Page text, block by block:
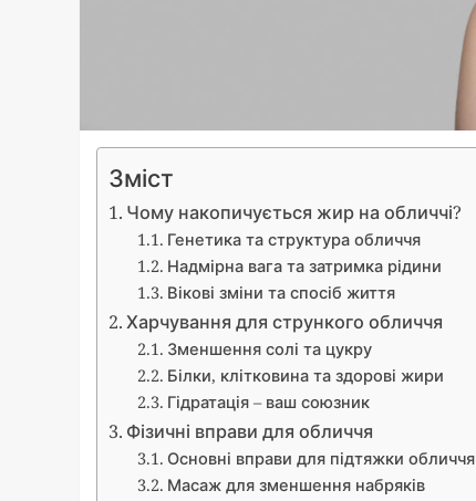
Зміст
Чому накопичується жир на обличчі?
Генетика та структура обличчя
Надмірна вага та затримка рідини
Вікові зміни та спосіб життя
Харчування для стрункого обличчя
Зменшення солі та цукру
Білки, клітковина та здорові жири
Гідратація – ваш союзник
Фізичні вправи для обличчя
Основні вправи для підтяжки обличчя
Масаж для зменшення набряків